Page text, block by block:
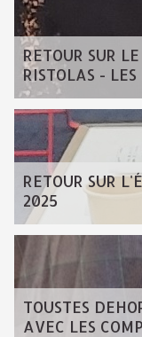
RETOUR SUR
RISTOLAS -
RETOUR SUR
2025
TOUSTES
AVEC LES